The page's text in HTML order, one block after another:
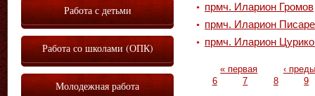
прмч. Иларион Громов
прмч. Иларион
прмч. Иларион
Страницы« первая
‹
6
7 8 9
Работа с детьми
Работа со школами (ОПК)
Молодежная работа